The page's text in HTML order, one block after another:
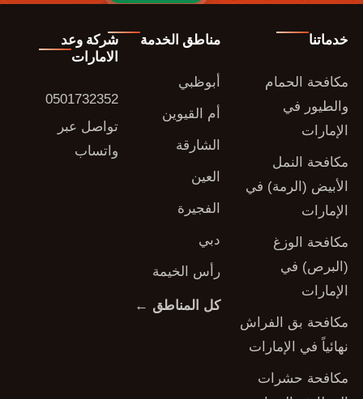
خدماتنا
مكافحة الحمام
والطيور في
الإمارات
مكافحة النمل
الأبيض (الرمة) في
الإمارات
مكافحة الوزغ
(البرص) في
الإمارات
مكافحة بق الفراش
نهائياً في الإمارات
مكافحة حشرات
مناطق الخدمة
أبوظبي
أم القيوين
الشارقة
العين
الفجيرة
دبي
رأس الخيمة
كل المناطق ←
شركة وعد
الامارات
0501732352
تواصل عبر
واتساب